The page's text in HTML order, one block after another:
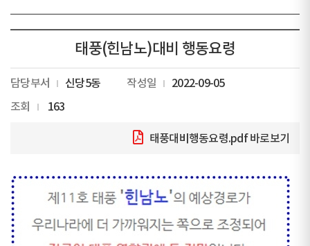
태풍(힌남노)대비 행동요령
담당부서 신당5동 작성일
2022-09-05
조회
163
태풍대비행동요령.pdf 바로보기